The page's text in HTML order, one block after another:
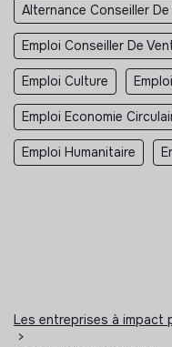
Alternance Conseiller De
Emploi Conseiller De
Emploi Culture
Emploi Economie
Emploi Humanitaire
Les entreprises à
>